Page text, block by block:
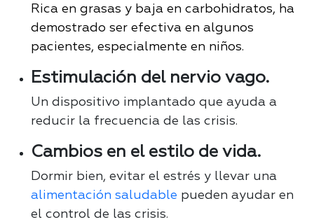
Rica en grasas y baja en carbohidratos, ha
demostrado ser efectiva en algunos
pacientes, especialmente en niños.
Estimulación del nervio vago.
Un dispositivo implantado que ayuda a
reducir la frecuencia de las crisis.
Cambios en el estilo de vida.
Dormir bien, evitar el estrés y llevar una
alimentación saludable pueden ayudar en
el control de las crisis.